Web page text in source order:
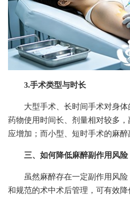
3.手术类型与时长
大型手术、长时间手术对身
药物使用时间长、剂量相对较多
应增加；而小型、短时手术的麻醉
三、如何降低麻醉副作用风险
虽然麻醉存在一定副作用风
和规范的术中术后管理，可有效降